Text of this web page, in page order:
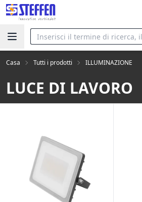
Casa Tutti i prodotti ILLUMINAZIONE
LUCE DI LAVORO